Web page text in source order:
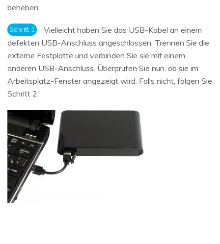
beheben:
Schritt 1
Vielleicht haben Sie das USB-Kabel an einem
defekten USB-Anschluss angeschlossen. Trennen Sie die
externe Festplatte und verbinden Sie sie mit einem
anderen USB-Anschluss. Überprüfen Sie nun, ob sie im
Arbeitsplatz-Fenster angezeigt wird. Falls nicht, folgen Sie
Schritt 2.